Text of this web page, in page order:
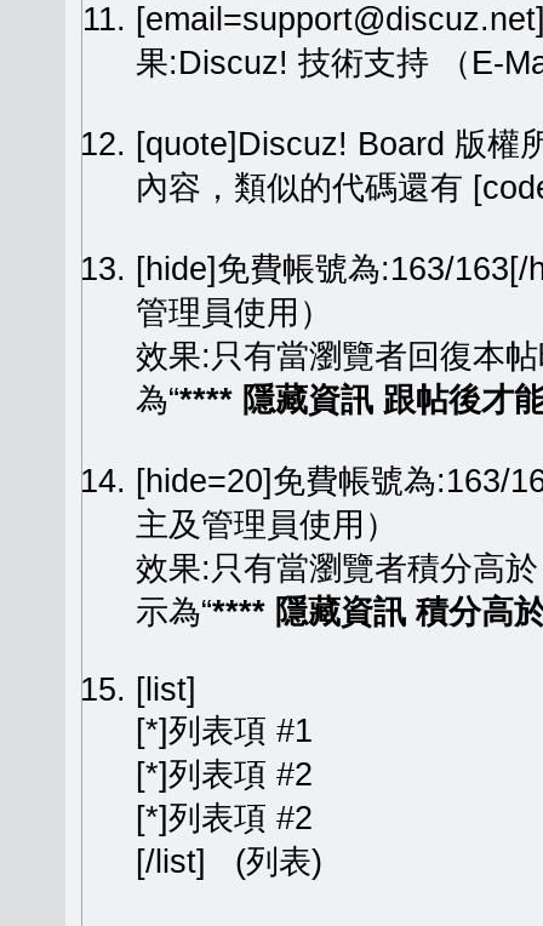
果:Discuz! 技術支持 （E-
[quote]Discuz! Board 版
內容，類似的代碼還有
[hide]免費帳號為:163/
管理員使用）
效果:只有當瀏覽者回復本
為“**** 隱藏資訊 跟帖後才
[hide=20]免費帳號為:163/
主及管理員使用）
效果:只有當瀏覽者積分高
示為“**** 隱藏資訊 積分高
[list]
[*]列表項 #1
[*]列表項 #2
[*]列表項 #2
[/list] (列表)